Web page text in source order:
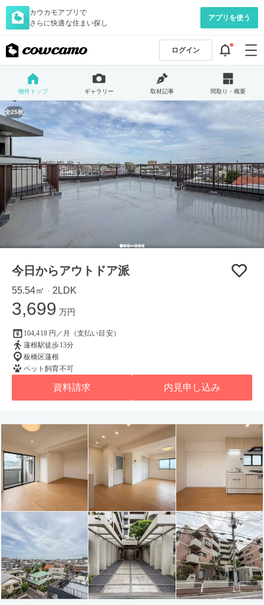
カウカモアプリで
さらに快適な住まい探し
アプリを使う
ログイン
物件トップ ギャラリー 取材記事 間取り・概要
全25枚
今日からアウトドア派
55.54㎡ ・ 2LDK
3,699 万円
104,418 円／月（支払い目安）
蓮根駅徒歩13分
板橋区蓮根
ペット飼育不可
資料請求 内見申し込み